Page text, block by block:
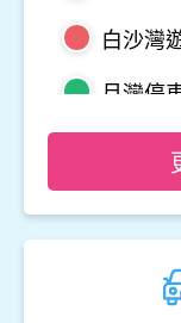
白沙灣
月灣停
野柳地
觀音山